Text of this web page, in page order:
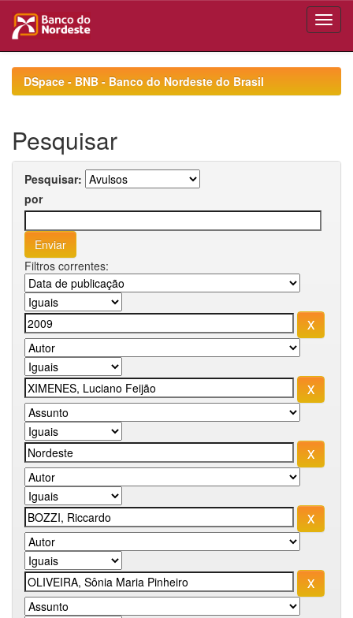
navigationDSpace - BNB - Banco do Nordeste do Brasil
Pesquisar
Pesquisar:
por
Filtros correntes: